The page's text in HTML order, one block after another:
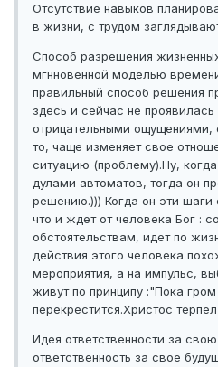
Отсутствие навыков
в жизни, с трудом
Способ разрешения
мгнновенной моделью
правильный способ решения
здесь и сейчас не
отрицательными
то, чаще изменяет свое
ситуацию (проблему).Ну,
дулами автоматов, тогда он
решению.))) Когда он эти шаги
что и ждет от человека Бог :
обстоятельствам, идет по
действия этого человека
мероприятия, а на импульс,
живут по принципу :"Пока
перекрестится.Христос
Идея ответственности за
ответственность за свое